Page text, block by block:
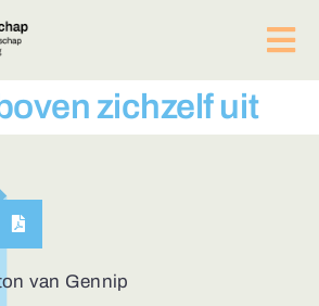
zichzelf uit
van Gennip